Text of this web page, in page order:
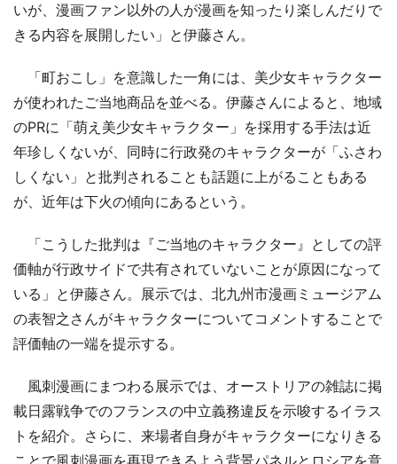
いが、漫画ファン以外の人が漫画を知ったり楽しんだりで
きる内容を展開したい」と伊藤さん。
「町おこし」を意識した一角には、美少女キャラクター
が使われたご当地商品を並べる。伊藤さんによると、地域
のPRに「萌え美少女キャラクター」を採用する手法は近
年珍しくないが、同時に行政発のキャラクターが「ふさわ
しくない」と批判されることも話題に上がることもある
が、近年は下火の傾向にあるという。
「こうした批判は『ご当地のキャラクター』としての評
価軸が行政サイドで共有されていないことが原因になって
いる」と伊藤さん。展示では、北九州市漫画ミュージアム
の表智之さんがキャラクターについてコメントすることで
評価軸の一端を提示する。
風刺漫画にまつわる展示では、オーストリアの雑誌に掲
載日露戦争でのフランスの中立義務違反を示唆するイラス
トを紹介。さらに、来場者自身がキャラクターになりきる
ことで風刺漫画を再現できるよう背景パネルとロシアを意